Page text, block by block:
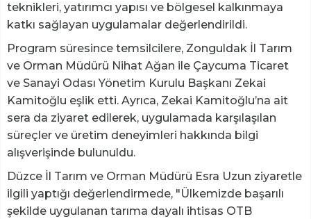
teknikleri, yatırımcı yapısı ve bölgesel kalkınmaya
katkı sağlayan uygulamalar değerlendirildi.
Program süresince temsilcilere, Zonguldak İl Tarım
ve Orman Müdürü Nihat Ağan ile Çaycuma Ticaret
ve Sanayi Odası Yönetim Kurulu Başkanı Zekai
Kamitoğlu eşlik etti. Ayrıca, Zekai Kamitoğlu’na ait
sera da ziyaret edilerek, uygulamada karşılaşılan
süreçler ve üretim deneyimleri hakkında bilgi
alışverişinde bulunuldu.
Düzce İl Tarım ve Orman Müdürü Esra Uzun ziyaretle
ilgili yaptığı değerlendirmede, "Ülkemizde başarılı
şekilde uygulanan tarıma dayalı ihtisas OTB